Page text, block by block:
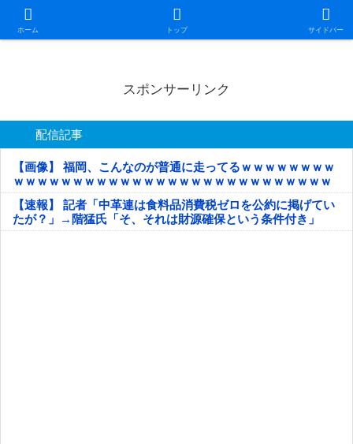
ホーム トップ サイドバー
日本第一！ニュース録
スポンサーリンク
配信記事
【画像】 福岡、こんなのが普通に走ってるｗｗｗｗｗｗｗｗ
ｗｗｗｗｗｗｗｗｗｗｗｗｗｗｗｗｗｗｗｗｗｗｗｗｗｗｗ
ｗｗｗｗｗ
【速報】 記者「中革連は食料品消費税ゼロを公約に掲げてい
たが？」→階猛氏「そ、それは財源確保という条件付き」